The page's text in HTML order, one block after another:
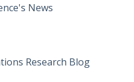
News
Research Blog